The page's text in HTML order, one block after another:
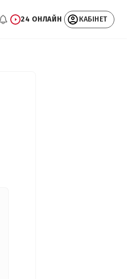
24 ОНЛАЙН КАБІНЕТ